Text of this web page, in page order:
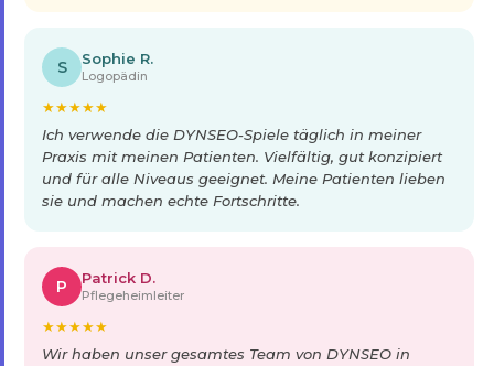
S Sophie R.
Logopädin
★★★★★
Ich verwende die DYNSEO-Spiele täglich in meiner
Praxis mit meinen Patienten. Vielfältig, gut konzipiert
und für alle Niveaus geeignet. Meine Patienten lieben
sie und machen echte Fortschritte.
P Patrick D.
Pflegeheimleiter
★★★★★
Wir haben unser gesamtes Team von DYNSEO in